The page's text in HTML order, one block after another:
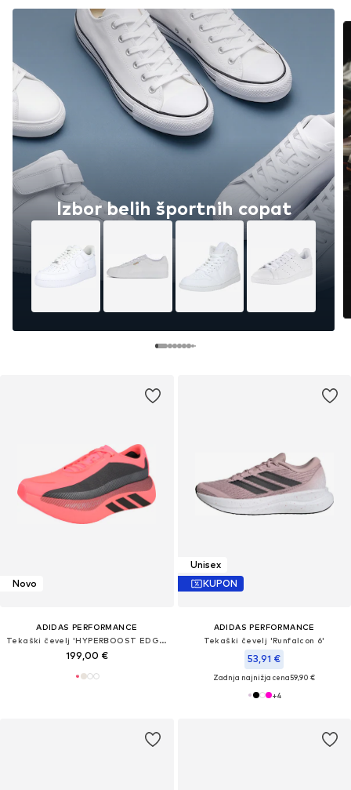
Izbor belih športnih copat
Novo
ADIDAS PERFORMANCE
Tekaški čevelj 'HYPERBOOST EDGE'
199,00 €
Unisex
KUPON
ADIDAS PERFORMANCE
Tekaški čevelj 'Runfalcon 6'
53,91 €
Zadnja najnižja cena59,90 €
+4